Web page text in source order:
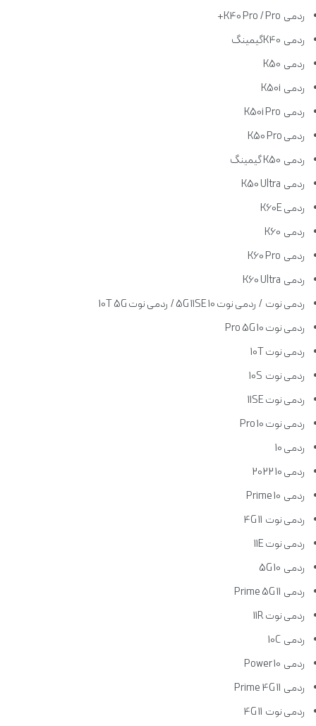
ردمی K40 Pro / Pro+
ردمی K40گیمینگ
ردمی K50
ردمی K50i
ردمی K50i Pro
ردمی K50 Pro
ردمی K50 گیمینگ
ردمی K50 Ultra
ردمی K60E
ردمی K60
ردمی K60 Pro
ردمی K60 Ultra
ردمی نوت / ردمی نوت 10 5G 11SE / ردمی نوت 10T 5G
ردمی نوت 10 Pro 5G
ردمی نوت 10T
ردمی نوت 10S
ردمی نوت 11SE
ردمی نوت 10 Pro
ردمی 10
ردمی 10 2022
ردمی 10 Prime
ردمی نوت 11 4G
ردمی نوت 11E
ردمی 10 5G
ردمی 11 Prime 5G
ردمی نوت 11R
ردمی 10C
ردمی 10 Power
ردمی 11 Prime 4G
ردمی نوت 11 4G